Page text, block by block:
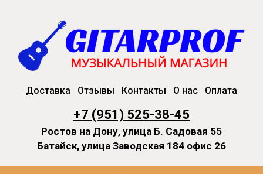
Доставка Отзывы Контакты О нас Оплата
+7 (951) 525-38-45
Ростов на Дону, улица Б. Садовая 55
Батайск, улица Заводская 184 офис 26